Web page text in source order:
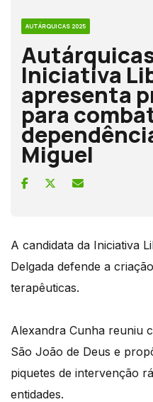
AUTÁRQUICAS 2025
Iniciativa
apresenta
para
Miguel
A candidata da Iniciativa
Delgada defende a
terapêuticas.
Alexandra Cunha reuniu
São João de Deus e
piquetes de intervenção
entidades.